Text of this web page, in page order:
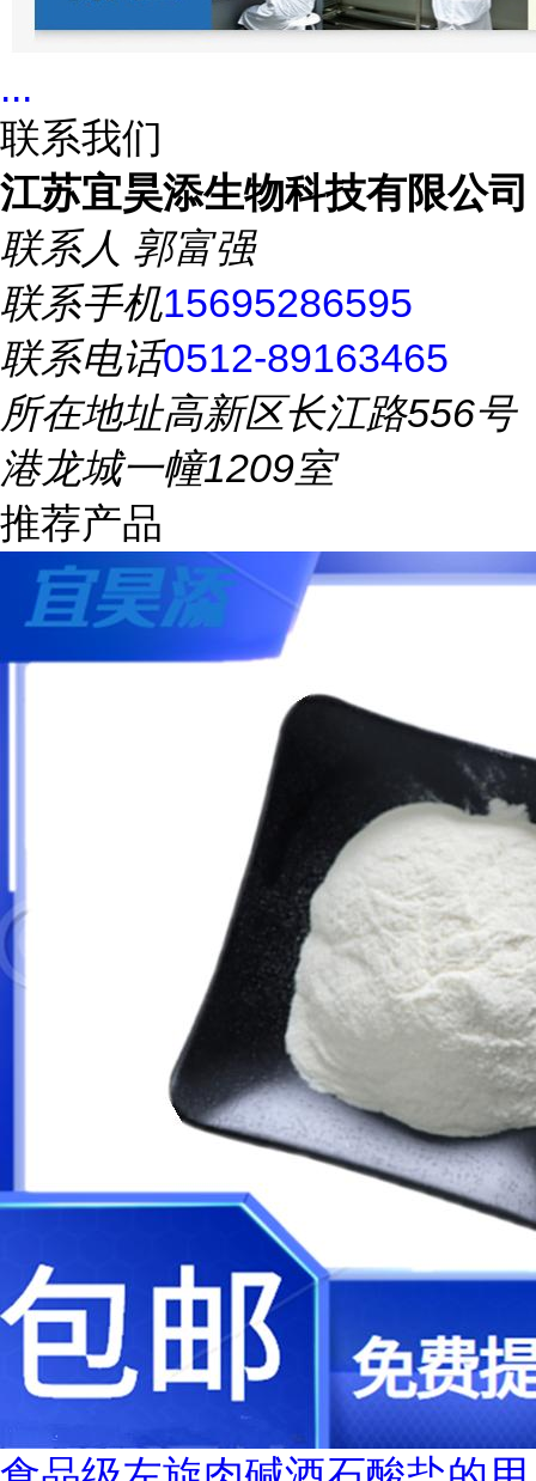
...
联系我们
江苏宜昊添生物科技有限公司
联系人 郭富强
联系手机15695286595
联系电话0512-89163465
所在地址高新区长江路556号
港龙城一幢1209室
推荐产品